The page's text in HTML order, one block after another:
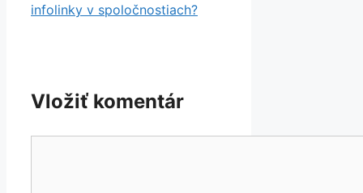
infolinky v spoločnostiach?
Vložiť komentár